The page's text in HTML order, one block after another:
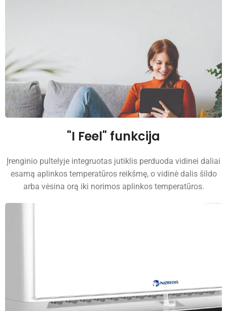
"I Feel" funkcija
Įrenginio pultelyje integruotas jutiklis perduoda vidinei daliai
esamą aplinkos temperatūros reikšmę, o vidinė dalis šildo
arba vėsina orą iki norimos aplinkos temperatūros.